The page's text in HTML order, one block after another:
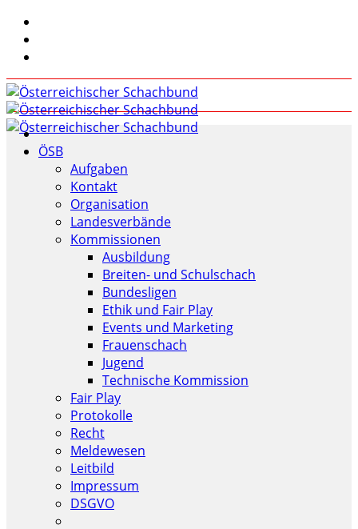
ÖSB
Aufgaben
Kontakt
Organisation
Landesverbände
Kommissionen
Ausbildung
Breiten- und Schulschach
Bundesligen
Ethik und Fair Play
Events und Marketing
Frauenschach
Jugend
Technische Kommission
Fair Play
Protokolle
Recht
Meldewesen
Leitbild
Impressum
DSGVO